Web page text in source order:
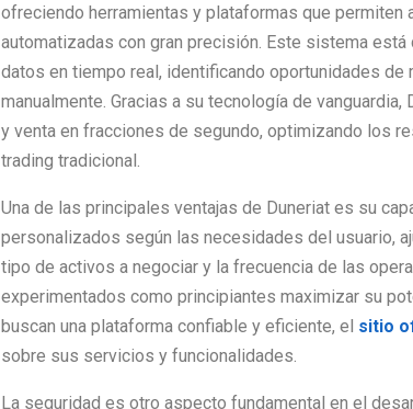
ofreciendo herramientas y plataformas que
automatizadas con gran precisión. Este sistema
datos en tiempo real, identificando oportunidades
manualmente. Gracias a su tecnología de
y venta en fracciones de segundo, optimizando los
trading tradicional.
Una de las principales ventajas de Duneriat es su
personalizados según las necesidades del usuario,
tipo de activos a negociar y la frecuencia de las
experimentados como principiantes maximizar su
buscan una plataforma confiable y eficiente, el sitio
sobre sus servicios y funcionalidades.
La seguridad es otro aspecto fundamental en el